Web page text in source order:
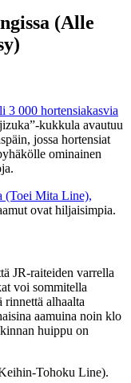
(Alle
3 000 hortensiakasvia
kukkula avautuu
jossa hortensiat
ominainen
(Toei Mita Line),
ovat hiljaisimpia.
JR-raiteiden varrella
voi sommitella
rinnettä alhaalta
aamuina noin klo
huippu on
Tohoku Line).